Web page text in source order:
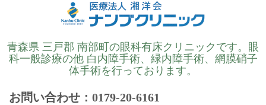
青森県 三戸郡 南部町の眼科有床クリニックです。眼
科一般診療の他 白内障手術、緑内障手術、網膜硝子
体手術を行っております。
お問い合わせ：0179-20-6161